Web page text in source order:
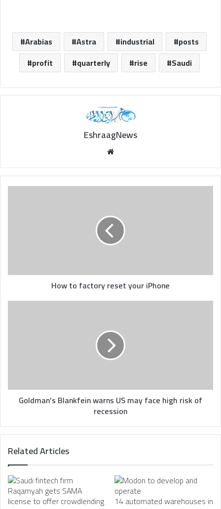
Arabias Astra industrial
posts
profit
quarterly rise Saudi
EshraagNews
How
How to factory reset your iPhone
Goldman’s
of
recession
Goldman’s Blankfein warns US may face high risk of
recession
Related Articles